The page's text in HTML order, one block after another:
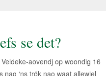
se det?
aovendj op woondig 16
‘ns trök nao waat allewiel